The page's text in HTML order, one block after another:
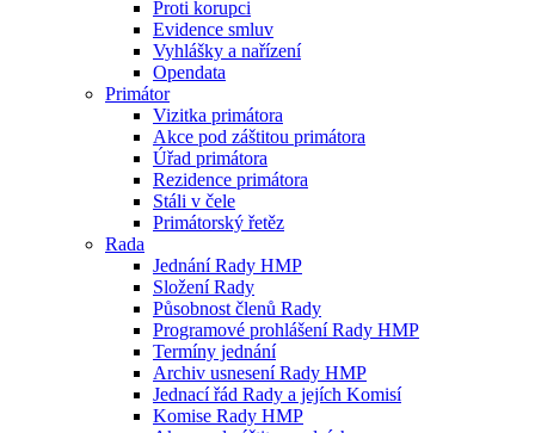
Proti korupci
Evidence smluv
Vyhlášky a nařízení
Opendata
Primátor
Vizitka primátora
Akce pod záštitou primátora
Úřad primátora
Rezidence primátora
Stáli v čele
Primátorský řetěz
Rada
Jednání Rady HMP
Složení Rady
Působnost členů Rady
Programové prohlášení Rady HMP
Termíny jednání
Archiv usnesení Rady HMP
Jednací řád Rady a jejích Komisí
Komise Rady HMP